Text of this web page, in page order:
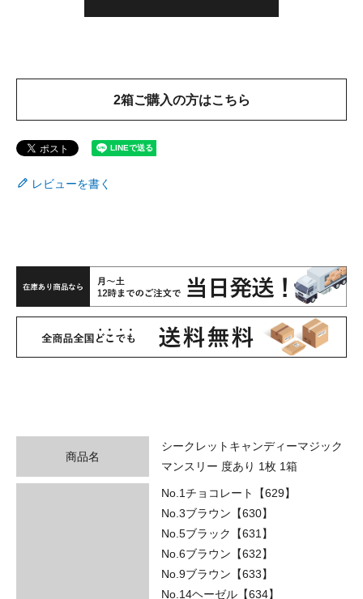
2箱ご購入の方はこちら
レビューを書く
商品名
シークレットキャンディーマジック
マンスリー 度あり 1枚 1箱
No.1チョコレート【629】
No.3ブラウン【630】
No.5ブラック【631】
No.6ブラウン【632】
No.9ブラウン【633】
No.14ヘーゼル【634】